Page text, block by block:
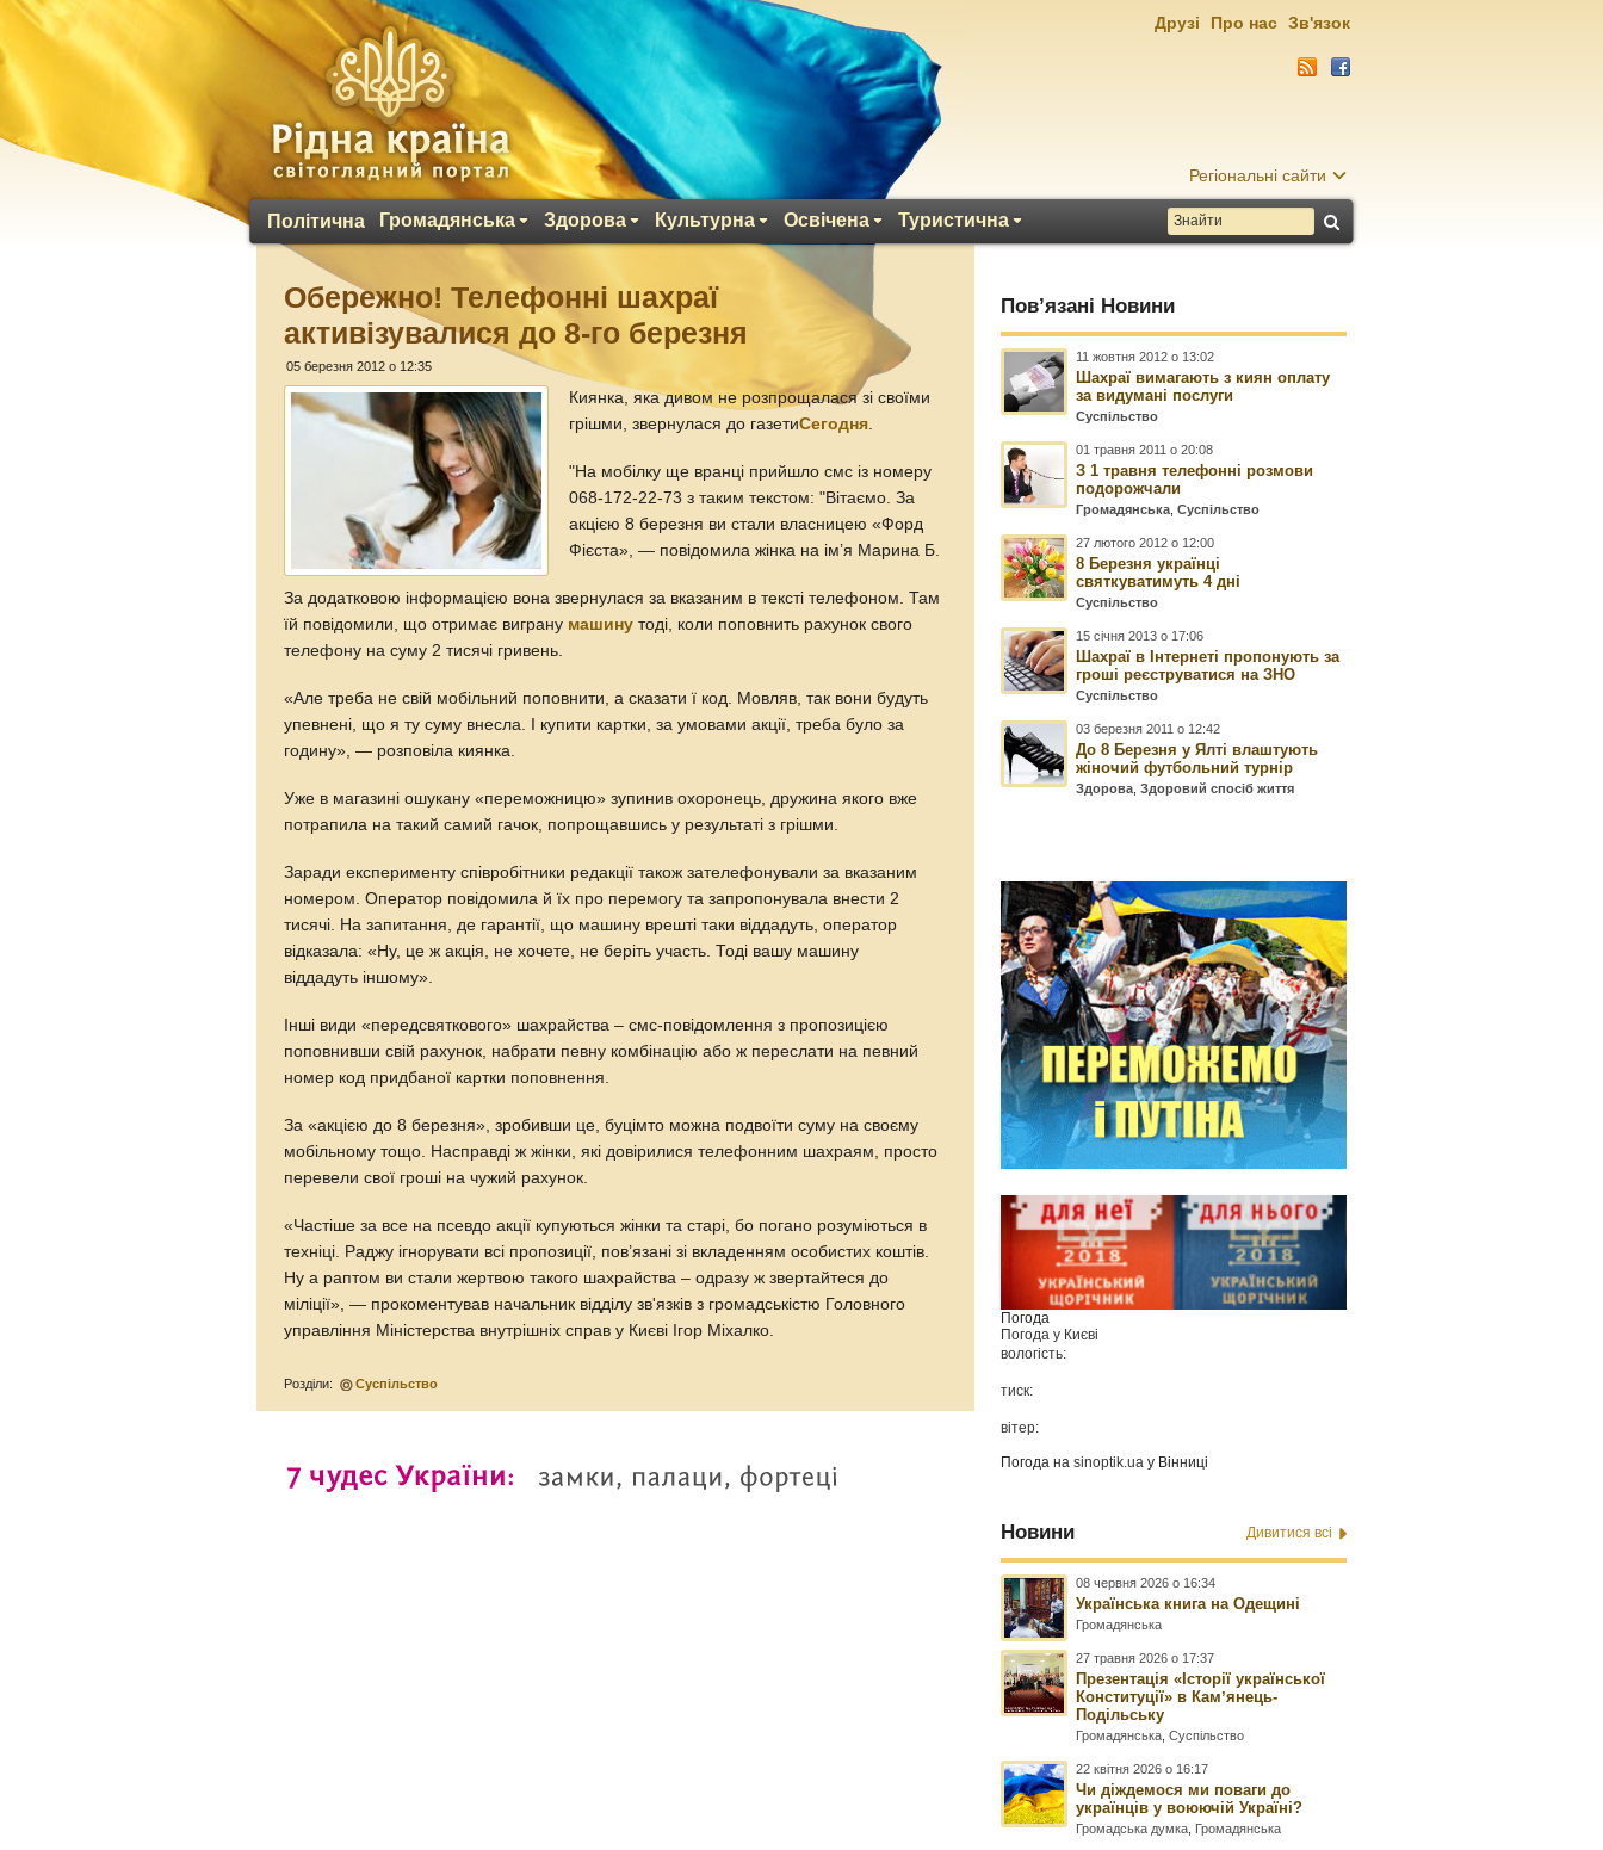
Регіональні сайти
Політична Громадянська Здорова Культурна Освічена Туристична
Друзі Про нас Зв'язок
Обережно! Телефонні шахраї
активізувалися до 8-го березня
05 березня 2012 о 12:35
Киянка, яка дивом не розпрощалася зі своїми
грішми, звернулася до газетиСегодня.
"На мобілку ще вранці прийшло смс із номеру
068-172-22-73 з таким текстом: "Вітаємо. За
акцією 8 березня ви стали власницею «Форд
Фієста», — повідомила жінка на ім’я Марина Б.
За додатковою інформацією вона звернулася за вказаним в тексті телефоном. Там
їй повідомили, що отримає виграну машину тоді, коли поповнить рахунок свого
телефону на суму 2 тисячі гривень.
«Але треба не свій мобільний поповнити, а сказати ї код. Мовляв, так вони будуть
упевнені, що я ту суму внесла. І купити картки, за умовами акції, треба було за
годину», — розповіла киянка.
Уже в магазині ошукану «переможницю» зупинив охоронець, дружина якого вже
потрапила на такий самий гачок, попрощавшись у результаті з грішми.
Заради експерименту співробітники редакції також зателефонували за вказаним
номером. Оператор повідомила й їх про перемогу та запропонувала внести 2
тисячі. На запитання, де гарантії, що машину врешті таки віддадуть, оператор
відказала: «Ну, це ж акція, не хочете, не беріть участь. Тоді вашу машину
віддадуть іншому».
Інші види «передсвяткового» шахрайства – смс-повідомлення з пропозицією
поповнивши свій рахунок, набрати певну комбінацію або ж переслати на певний
номер код придбаної картки поповнення.
За «акцією до 8 березня», зробивши це, буцімто можна подвоїти суму на своєму
мобільному тощо. Насправді ж жінки, які довірилися телефонним шахраям, просто
перевели свої гроші на чужий рахунок.
«Частіше за все на псевдо акції купуються жінки та старі, бо погано розуміються в
техніці. Раджу ігнорувати всі пропозиції, пов’язані зі вкладенням особистих коштів.
Ну а раптом ви стали жертвою такого шахрайства – одразу ж звертайтеся до
міліції», — прокоментував начальник відділу зв'язків з громадськістю Головного
управління Міністерства внутрішніх справ у Києві Ігор Міхалко.
Розділи: Суспільство
Пов’язані Новини
11 жовтня 2012 о 13:02
Шахраї вимагають з киян оплату
за видумані послуги
Суспільство
01 травня 2011 о 20:08
З 1 травня телефонні розмови
подорожчали
Громадянська ,Суспільство
27 лютого 2012 о 12:00
8 Березня українці
святкуватимуть 4 дні
Суспільство
15 січня 2013 о 17:06
Шахраї в Інтернеті пропонують за
гроші реєструватися на ЗНО
Суспільство
03 березня 2011 о 12:42
До 8 Березня у Ялті влаштують
жіночий футбольний турнір
Здорова ,Здоровий спосіб життя
Погода
Погода у Києві
вологість:
тиск:
вітер:
Погода наsinoptik.ua у Вінниці
Новини Дивитися всі
08 червня 2026 о 16:34
Українська книга на Одещині
Громадянська
27 травня 2026 о 17:37
Презентація «Історії української
Конституції» в Камʼянець-
Подільську
Громадянська ,Суспільство
22 квітня 2026 о 16:17
Чи діждемося ми поваги до
українців у воюючій Україні?
Громадська думка Громадянська